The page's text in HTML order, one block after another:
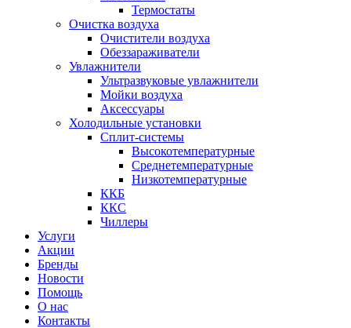
Термостаты
Очистка воздуха
Очистители воздуха
Обеззараживатели
Увлажнители
Ультразвуковые увлажнители
Мойки воздуха
Аксессуары
Холодильные установки
Сплит-системы
Высокотемпературные
Среднетемпературные
Низкотемпературные
ККБ
ККС
Чиллеры
Услуги
Акции
Бренды
Новости
Помощь
О нас
Контакты